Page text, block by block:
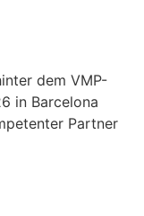
dem VMP-
in Barcelona
Partner